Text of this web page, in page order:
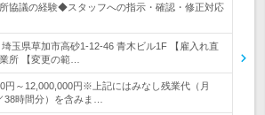
協議の経験◆スタッフへの指示・確認・修正対応
埼玉県草加市高砂1-12-46 青木ビル1F 【雇入れ直
所 【変更の範…
円～12,000,000円※上記にはみなし残業代（月
38時間分）を含みま…